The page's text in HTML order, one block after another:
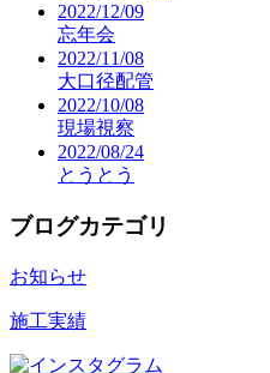
2022/12/09
忘年会
2022/11/08
大口径配管
2022/10/08
現場視察
2022/08/24
とうとう
ブログカテゴリ
お知らせ
施工実績